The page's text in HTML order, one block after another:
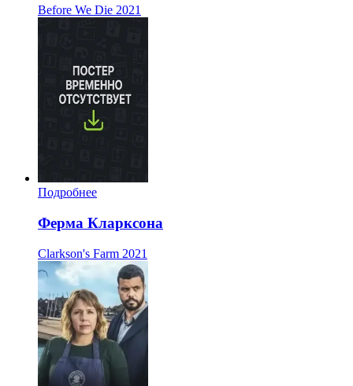
Before We Die 2021
Подробнее
Ферма Кларксона
Clarkson's Farm 2021